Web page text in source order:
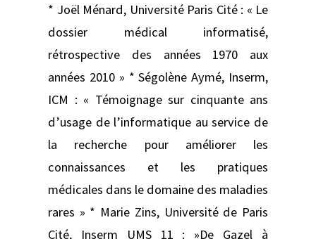
* Joël Ménard, Université Paris Cité : « Le
dossier médical informatisé,
rétrospective des années 1970 aux
années 2010 » * Ségolène Aymé, Inserm,
ICM : « Témoignage sur cinquante ans
d’usage de l’informatique au service de
la recherche pour améliorer les
connaissances et les pratiques
médicales dans le domaine des maladies
rares » * Marie Zins, Université de Paris
Cité, Inserm UMS 11 : »De Gazel à